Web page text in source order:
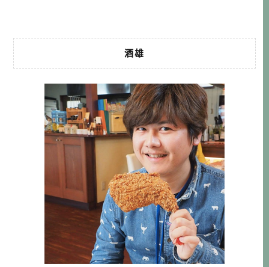
酒雄